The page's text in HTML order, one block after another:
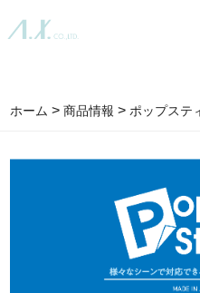
ホーム >商品情報 > ポップステ